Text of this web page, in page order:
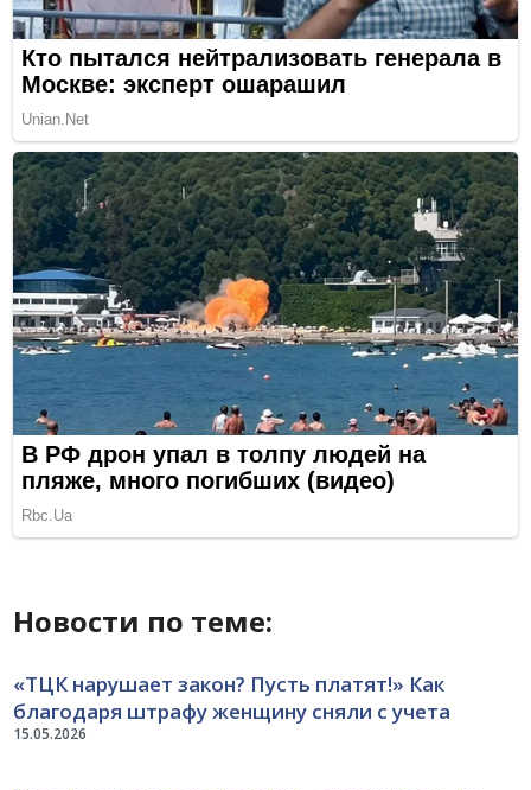
Новости по теме:
15.05.2026
«ТЦК нарушает закон? Пусть платят!» Как
благодаря штрафу женщину сняли с учета